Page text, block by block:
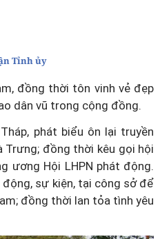
Tỉnh ủy
đồng thời tôn vinh vẻ đẹp
dân vũ trong cộng đồng.
phát biểu ôn lại truyền
Trưng; đồng thời kêu gọi hội
ương Hội LHPN phát động.
sự kiện, tại công sở để
đồng thời lan tỏa tình yêu